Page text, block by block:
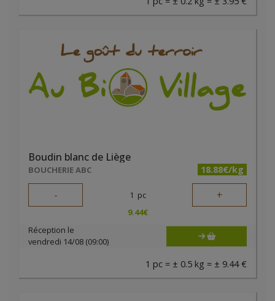
Boudin blanc de Liège
BOUCHERIE ABC 18.88€/kg
- 1 pc +
9.44€
Réception le
vendredi 14/08 (09:00)
1 pc = ± 0.5 kg = ± 9.44 €